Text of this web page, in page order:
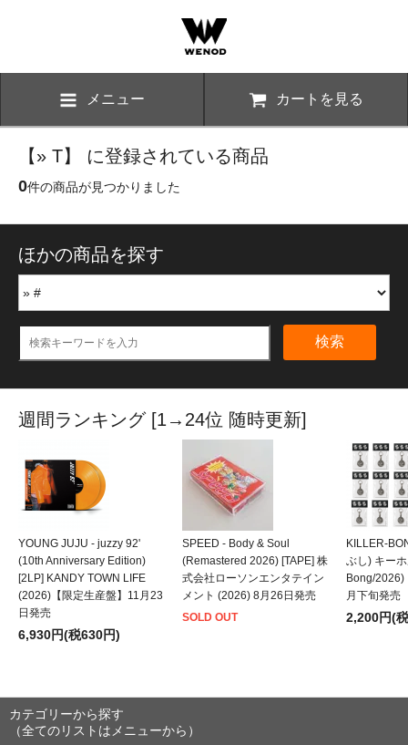
メニュー カートを見る
【» T】 に登録されている商品
0件の商品が見つかりました
ほかの商品を探す
検索
週間ランキング [1→24位 随時更新]
YOUNG JUJU - juzzy 92'
(10th Anniversary Edition)
[2LP] KANDY TOWN LIFE
(2026)【限定生産盤】11月23
日発売
6,930円(税630円)
SPEED - Body & Soul
(Remastered 2026) [TAPE] 株
式会社ローソンエンタテイン
メント (2026) 8月26日発売
SOLD OUT
KILLER-
ぶし) キー
Bong/2026)
月下旬発売
2,200円(
カテゴリーから探す
（全てのリストはメニューから）